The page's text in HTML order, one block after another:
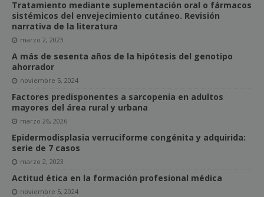
Tratamiento mediante suplementación oral o fármacos
sistémicos del envejecimiento cutáneo. Revisión
narrativa de la literatura
marzo 2, 2023
A más de sesenta años de la hipótesis del genotipo
ahorrador
noviembre 5, 2024
Factores predisponentes a sarcopenia en adultos
mayores del área rural y urbana
marzo 26, 2026
Epidermodisplasia verruciforme congénita y adquirida:
serie de 7 casos
marzo 2, 2023
Actitud ética en la formación profesional médica
noviembre 5, 2024